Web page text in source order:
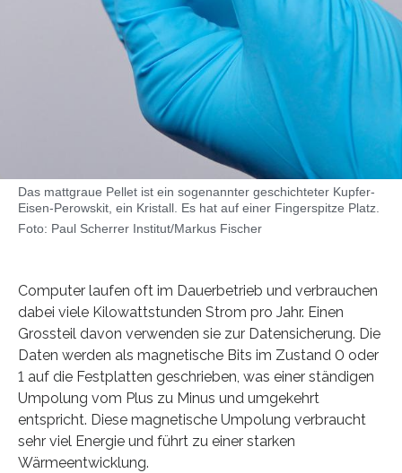
Das mattgraue Pellet ist ein sogenannter geschichteter Kupfer-
Eisen-Perowskit, ein Kristall. Es hat auf einer Fingerspitze Platz.
Foto: Paul Scherrer Institut/Markus Fischer
Computer laufen oft im Dauerbetrieb und verbrauchen
dabei viele Kilowattstunden Strom pro Jahr. Einen
Grossteil davon verwenden sie zur Datensicherung. Die
Daten werden als magnetische Bits im Zustand 0 oder
1 auf die Festplatten geschrieben, was einer ständigen
Umpolung vom Plus zu Minus und umgekehrt
entspricht. Diese magnetische Umpolung verbraucht
sehr viel Energie und führt zu einer starken
Wärmeentwicklung.